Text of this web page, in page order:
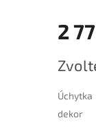
2
cena:
Úchytka
dekor